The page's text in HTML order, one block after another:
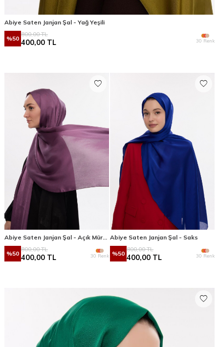
Abiye Saten Janjan Şal - Yağ Yeşili
%50
800,00TL
400,00 TL 30 Renk
%50
800,00TL
400,00 TL 30 Renk
Abiye Saten Janjan Şal - Saks
%50
800,00TL
400,00 TL 30 Renk